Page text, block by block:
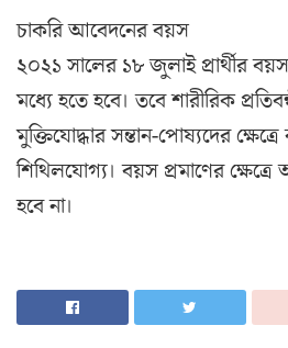
চাকরি আবেদনের বয়স
২০২১ সালের ১৮ জুলাই প্রার্থীর
মধ্যে হতে হবে। তবে শারীরিক
মুক্তিযোদ্ধার সন্তান-পোষ্যদের
শিথিলযোগ্য। বয়স প্রমাণের
হবে না।